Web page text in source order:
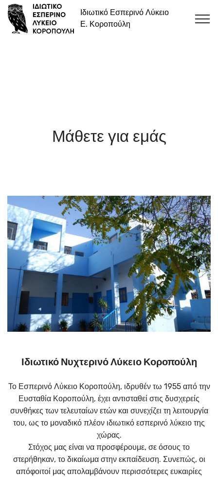
Ιδιωτικό Εσπερινό Λύκειο
Ε. Κοροπούλη
Μάθετε για εμάς
Ιδιωτικό Νυχτερινό Λύκειο Κοροπούλη
Το Εσπερινό Λύκειο Κοροπούλη, ιδρυθέν τω 1955 από την
Ευσταθία Κοροπούλη, έχει αντισταθεί στις δυσχερείς
συνθήκες των τελευταίων ετών και συνεχίζει τη λειτουργία
του, ως το μοναδικό πλέον ιδιωτικό εσπερινό λύκειο της
χώρας.
Στόχος μας είναι να προσφέρουμε, σε όσους το
στερήθηκαν, το δικαίωμα στην εκπαίδευση. Συνεπώς, οι
απόφοιτοί μας απολαμβάνουν περισσότερες ευκαιρίες